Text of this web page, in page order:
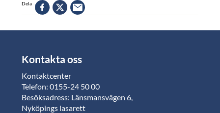
Dela
Kontakta oss
Kontaktcenter
Telefon: 0155-24 50 00
Besöksadress: Länsmansvägen 6,
Nyköpings lasarett